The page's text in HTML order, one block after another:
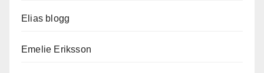
Elias blogg
Emelie Eriksson